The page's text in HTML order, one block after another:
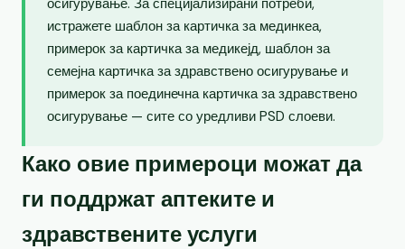
истражете шаблон за картичка за мединкеа,
примерок за картичка за медикејд, шаблон за
семејна картичка за здравствено осигурување и
примерок за поединечна картичка за здравствено
осигурување — сите со уредливи PSD слоеви.
Како овие примероци можат да
ги поддржат аптеките и
здравствените услуги